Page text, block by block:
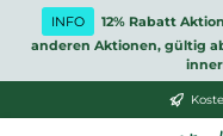
Zum Hauptinhalt springen
INFO
12% Rabatt
anderen Aktionen, gültig